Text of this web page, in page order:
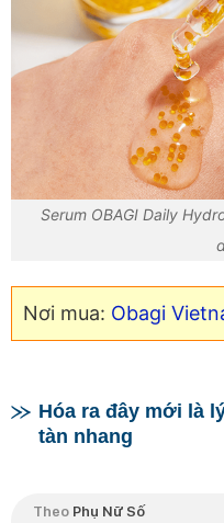
Serum OBAGI Daily
Nơi mua: Obagi
Hóa ra đây mới là
tàn nhang
Theo Phụ Nữ Số